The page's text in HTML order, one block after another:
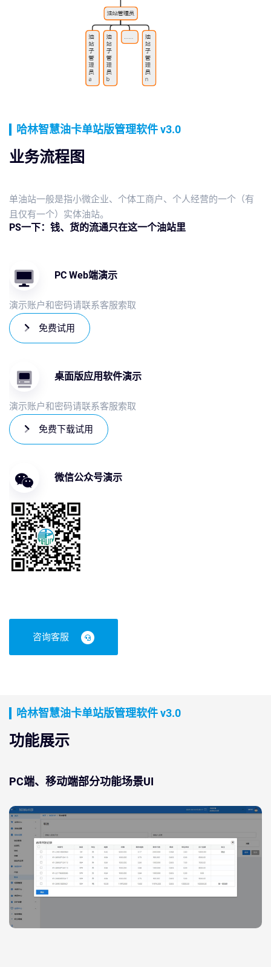
哈林智慧油卡单站版管理软件 v3.0
业务流程图
单油站一般是指小微企业、个体工商户、个人经营的一个（有
且仅有一个）实体油站。
PS一下：钱、货的流通只在这一个油站里
PC Web端演示
演示账户和密码请联系客服索取
免费试用
桌面版应用软件演示
演示账户和密码请联系客服索取
免费下载试用
微信公众号演示
咨询客服
哈林智慧油卡单站版管理软件 v3.0
功能展示
PC端、移动端部分功能场景UI